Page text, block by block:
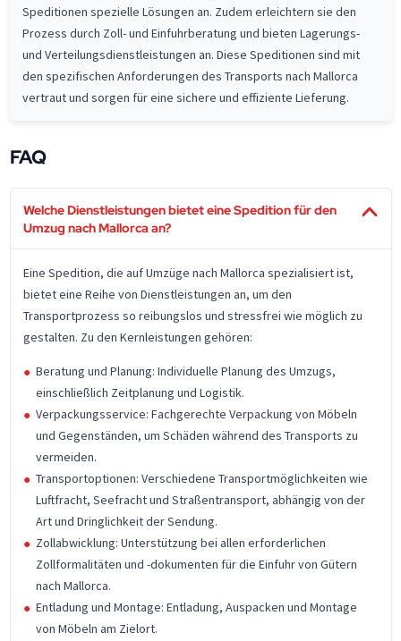
Speditionen spezielle Lösungen an. Zudem erleichtern sie den
Prozess durch Zoll- und Einfuhrberatung und bieten Lagerungs-
und Verteilungsdienstleistungen an. Diese Speditionen sind mit
den spezifischen Anforderungen des Transports nach Mallorca
vertraut und sorgen für eine sichere und effiziente Lieferung.
FAQ
Welche Dienstleistungen bietet eine Spedition für den
Umzug nach Mallorca an?
Eine Spedition, die auf Umzüge nach Mallorca spezialisiert ist,
bietet eine Reihe von Dienstleistungen an, um den
Transportprozess so reibungslos und stressfrei wie möglich zu
gestalten. Zu den Kernleistungen gehören:
Beratung und Planung: Individuelle Planung des Umzugs,
einschließlich Zeitplanung und Logistik.
Verpackungsservice: Fachgerechte Verpackung von Möbeln
und Gegenständen, um Schäden während des Transports zu
vermeiden.
Transportoptionen: Verschiedene Transportmöglichkeiten wie
Luftfracht, Seefracht und Straßentransport, abhängig von der
Art und Dringlichkeit der Sendung.
Zollabwicklung: Unterstützung bei allen erforderlichen
Zollformalitäten und -dokumenten für die Einfuhr von Gütern
nach Mallorca.
Entladung und Montage: Entladung, Auspacken und Montage
von Möbeln am Zielort.